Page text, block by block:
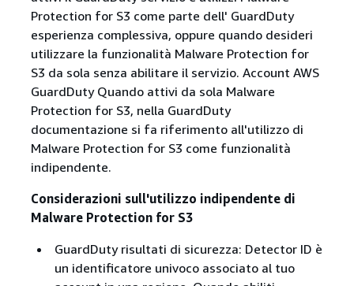
Protection for S3 come parte dell' GuardDuty
esperienza complessiva, oppure quando desideri
utilizzare la funzionalità Malware Protection for
S3 da sola senza abilitare il servizio. Account AWS
GuardDuty Quando attivi da sola Malware
Protection for S3, nella GuardDuty
documentazione si fa riferimento all'utilizzo di
Malware Protection for S3 come funzionalità
indipendente.
Considerazioni sull'utilizzo indipendente di
Malware Protection for S3
GuardDuty risultati di sicurezza: Detector ID è
un identificatore univoco associato al tuo